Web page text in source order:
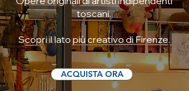
toscani.
Scopri il lato più creativo di Firenze.
ACQUISTA ORA